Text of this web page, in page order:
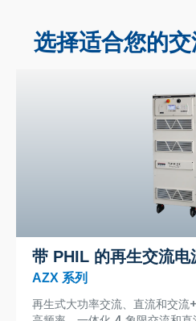
选择适合您的
带 PHIL 的再生交流电
AZX 系列
再生式大功率交流、直流和交流